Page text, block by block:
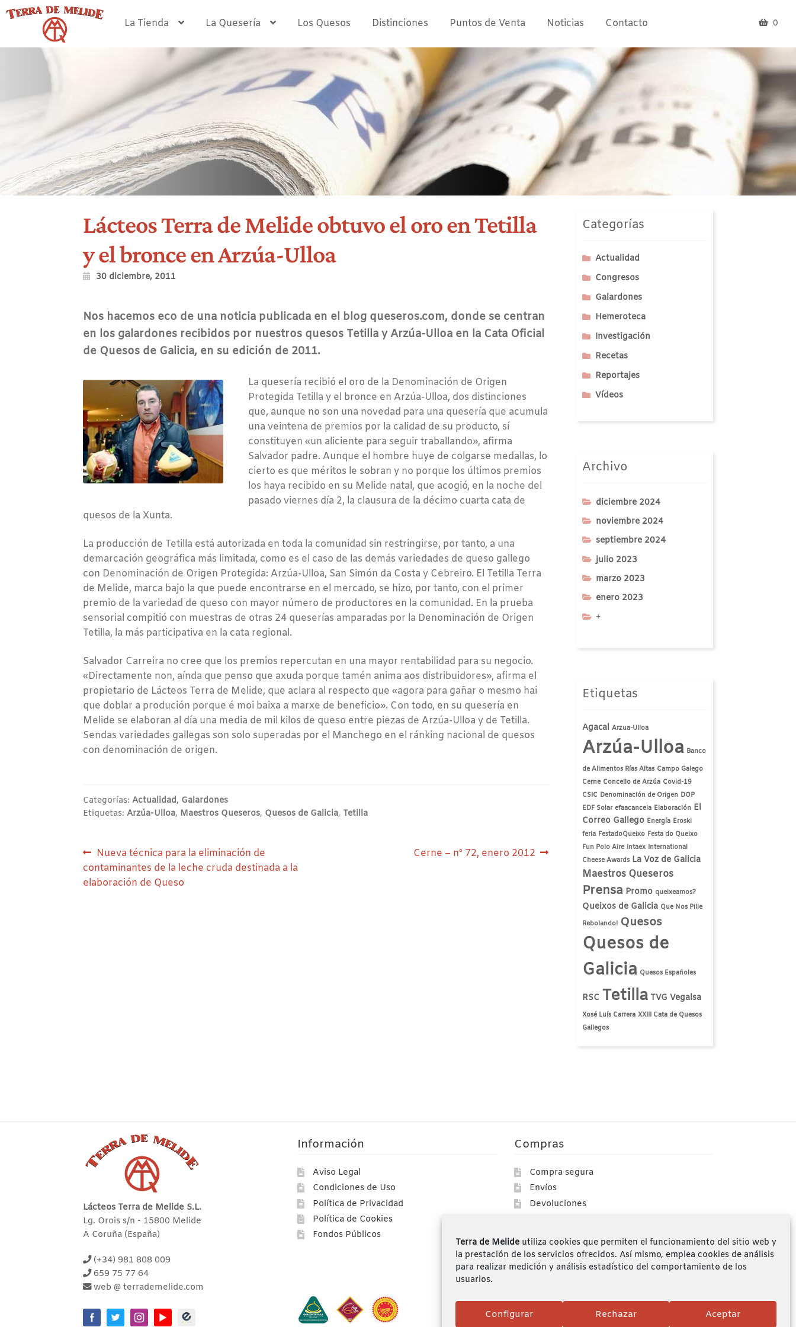
Terra de Melide utiliza cookies que permiten el funcionamiento del sitio web y
la prestación de los servicios ofrecidos. Así mismo, emplea cookies de análisis
para realizar medición y análisis estadístico del comportamiento de los
usuarios.
Aceptar
Rechazar
Configurar
navegación
contenido
La Tienda La Quesería Los Quesos Distinciones Puntos de Venta Noticias Contacto 0
Lácteos Terra de Melide obtuvo el oro en Tetilla
y el bronce en Arzúa-Ulloa
30 diciembre, 2011
Nos hacemos eco de una noticia publicada en el blog queseros.com, donde se centran
en los galardones recibidos por nuestros quesos Tetilla y Arzúa-Ulloa en la Cata Oficial
de Quesos de Galicia, en su edición de 2011.
La quesería recibió el oro de la Denominación de Origen
Protegida Tetilla y el bronce en Arzúa-Ulloa, dos distinciones
que, aunque no son una novedad para una quesería que acumula
una veintena de premios por la calidad de su producto, sí
constituyen «un aliciente para seguir traballando», afirma
Salvador padre. Aunque el hombre huye de colgarse medallas, lo
cierto es que méritos le sobran y no porque los últimos premios
los haya recibido en su Melide natal, que acogió, en la noche del
pasado viernes día 2, la clausura de la décimo cuarta cata de
quesos de la Xunta.
La producción de Tetilla está autorizada en toda la comunidad sin restringirse, por tanto, a una
demarcación geográfica más limitada, como es el caso de las demás variedades de queso gallego
con Denominación de Origen Protegida: Arzúa-Ulloa, San Simón da Costa y Cebreiro. El Tetilla Terra
de Melide, marca bajo la que puede encontrarse en el mercado, se hizo, por tanto, con el primer
premio de la variedad de queso con mayor número de productores en la comunidad. En la prueba
sensorial compitió con muestras de otras 24 queserías amparadas por la Denominación de Origen
Tetilla, la más participativa en la cata regional.
Salvador Carreira no cree que los premios repercutan en una mayor rentabilidad para su negocio.
«Directamente non, aínda que penso que axuda porque tamén anima aos distribuidores», afirma el
propietario de Lácteos Terra de Melide, que aclara al respecto que «agora para gañar o mesmo hai
que doblar a produción porque é moi baixa a marxe de beneficio». Con todo, en su quesería en
Melide se elaboran al día una media de mil kilos de queso entre piezas de Arzúa-Ulloa y de Tetilla.
Sendas variedades gallegas son solo superadas por el Manchego en el ránking nacional de quesos
con denominación de origen.
Categorías:Actualidad, Galardones
Etiquetas:Arzúa-Ulloa, Maestros Queseros, Quesos de Galicia, Tetilla
Navegación
de
Anterior:
Nueva técnica para la eliminación de
contaminantes de la leche cruda destinada a la
elaboración de Queso
Siguiente:
Cerne – nº 72, enero 2012
Categorías
Actualidad
Congresos
Galardones
Hemeroteca
Investigación
Recetas
Reportajes
Vídeos
Archivo
diciembre 2024
noviembre 2024
septiembre 2024
julio 2023
marzo 2023
enero 2023
+
Etiquetas
Agacal Arzua-Ulloa
Arzúa-Ulloa Banco
de Alimentos Rías Altas Campo Galego
Cerne Concello de Arzúa Covid-19
CSIC Denominación de Origen DOP
EDF Solar efaacancela Elaboración El
Correo Gallego Energía Eroski
feria FestadoQueixo Festa do Queixo
Fun Polo Aire Intaex International
Cheese Awards La Voz de Galicia
Maestros Queseros
Prensa Promo queixeamos?
Queixos de Galicia Que Nos Pille
Rebolando! Quesos
Quesos de
Galicia Quesos Españoles
RSC Tetilla TVG Vegalsa
Xosé Luís Carrera XXIII Cata de Quesos
Gallegos
Lácteos Terra de Melide S.L.
Lg. Orois s/n - 15800 Melide
A Coruña (España)
(+34) 981 808 009
659 75 77 64
web @ terrademelide.com
Información
Aviso Legal
Condiciones de Uso
Política de Privacidad
Política de Cookies
Fondos Públicos
Compras
Compra segura
Envíos
Devoluciones